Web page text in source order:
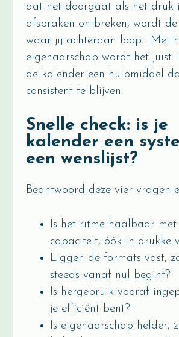
dat het doorgaat als het druk
afspraken ontbreken, wordt
waar jij achteraan loopt. Met
eigenaarschap wordt het juist
de kalender een hulpmiddel
consistent te blijven.
Snelle check: is je
kalender een
een wenslijst?
Beantwoord deze vier vragen
Is het ritme haalbaar
capaciteit, óók in drukke
Liggen de formats vast,
steeds vanaf nul begint?
Is hergebruik vooraf
je efficiënt bent?
Is eigenaarschap helder,